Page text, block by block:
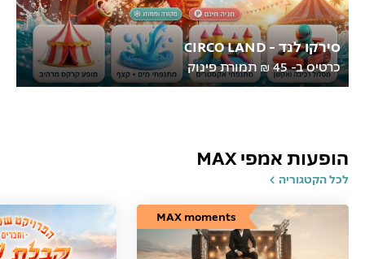
סירקו לנד - CIRCO LAND
כרטיס ב- 45 ₪ תמורת פינוק
הופעות אמפי MAX
לכל הקטגוריה
MAX moments